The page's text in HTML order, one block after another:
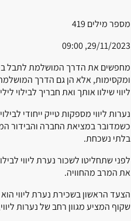
מספר מילים 419
29/11/2023, 09:00
מחפשים את הדרך המושלמת לתבל
ומקסימות, אלא הן גם הדרך
ליווי שילוו אותך ואת חבריך לבילוי
נערות ליווי מספקות טייק ייחודי
כשמדובר במציאת החברה והבידור
בלתי נשכחת.
לפני שתחליטו לשכור נערת ליווי
את המרב מהחוויה.
הצעד הראשון בשכירת נערת ליווי
שקוף המציע מגוון רחב של נערות